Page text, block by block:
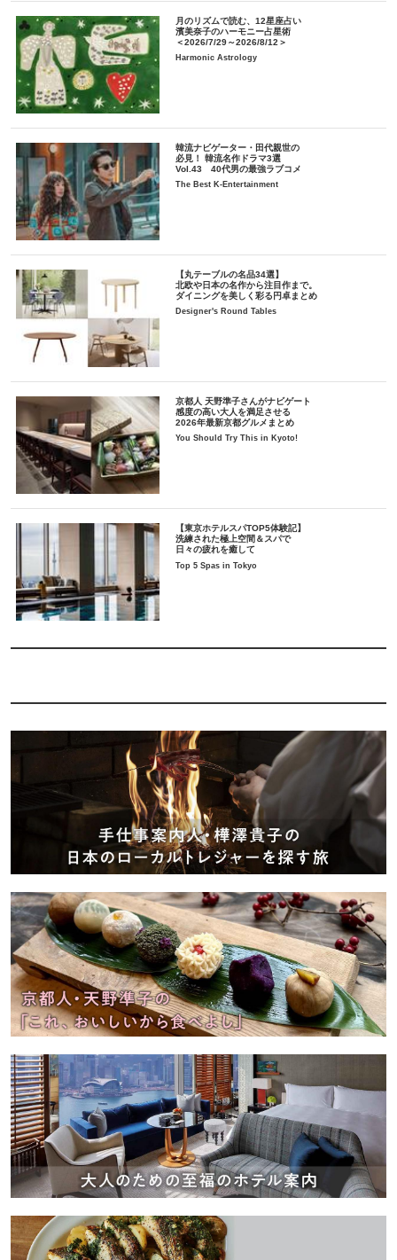
月のリズムで読む、12星座占い
濱美奈子のハーモニー占星術
＜2026/7/29～2026/8/12＞
Harmonic Astrology
韓流ナビゲーター・田代親世の
必見！ 韓流名作ドラマ3選
Vol.43 40代男の最強ラブコメ
The Best K-Entertainment
【丸テーブルの名品34選】
北欧や日本の名作から注目作まで。
ダイニングを美しく彩る円卓まとめ
Designer's Round Tables
京都人 天野準子さんがナビゲート
感度の高い大人を満足させる
2026年最新京都グルメまとめ
You Should Try This in Kyoto!
【東京ホテルスパTOP5体験記】
洗練された極上空間＆スパで
日々の疲れを癒して
Top 5 Spas in Tokyo